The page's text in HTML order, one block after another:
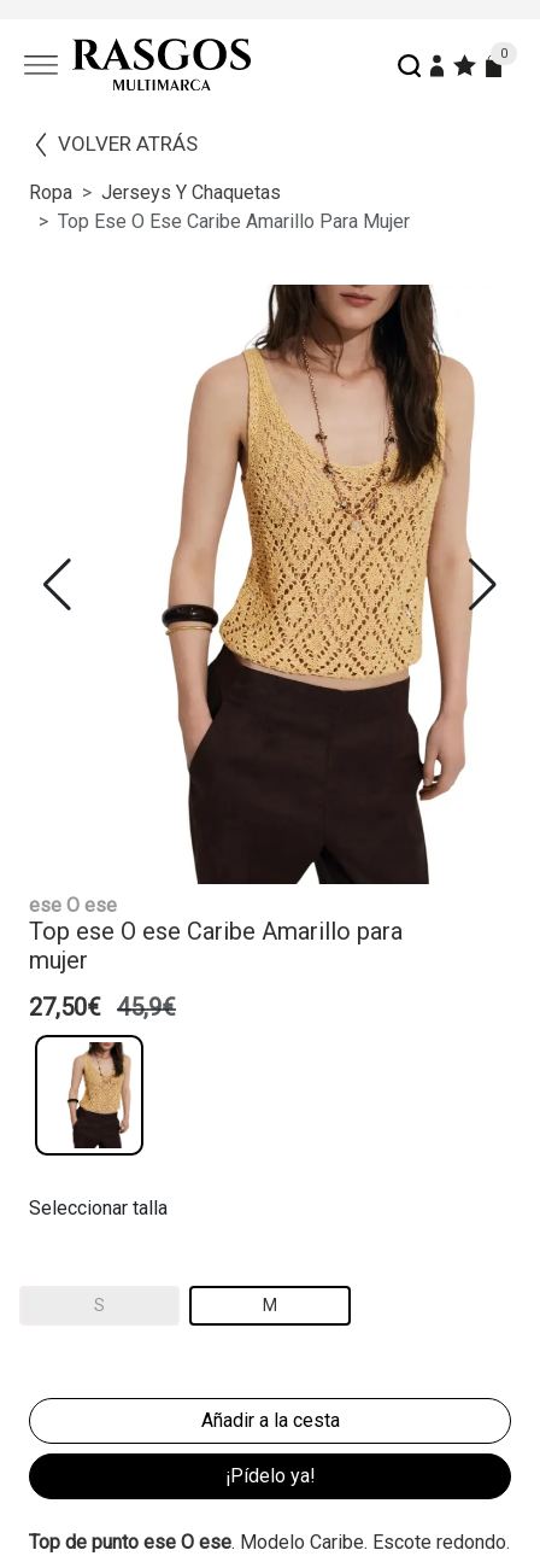
0
VOLVER ATRÁS
Ropa
Jerseys Y Chaquetas
Top Ese O Ese Caribe Amarillo Para Mujer
ese O ese
Top ese O ese Caribe Amarillo para
mujer
27,50€ 45,9€
Seleccionar talla
S M
¡Pídelo ya!
Top de punto ese O ese. Modelo Caribe. Escote redondo.